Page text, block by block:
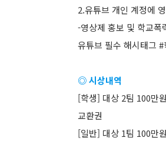
2.유튜브 개인 계정에
-영상제 홍보 및 학교폭
유튜브 필수 해시태그
◎ 시상내역
[학생] 대상 2팀 100만
교환권
[일반] 대상 1팀 100만